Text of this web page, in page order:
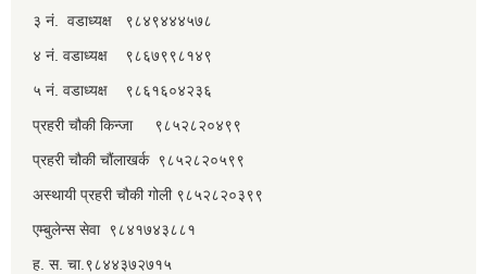
३ नं. वडाध्यक्ष ९८४९४४४५७८
४ नं. वडाध्यक्ष ९८६७९९८१४९
५ नं. वडाध्यक्ष ९८६१६०४२३६
प्रहरी चौकी किन्जा ९८५२८२०४९९
प्रहरी चौकी चौंलाखर्क ९८५२८२०५९९
अस्थायी प्रहरी चौकी गोली ९८५२८२०३९९
एम्बुलेन्स सेवा ९८४१७४३८८१
ह. स. चा.९८४४३७२७१५